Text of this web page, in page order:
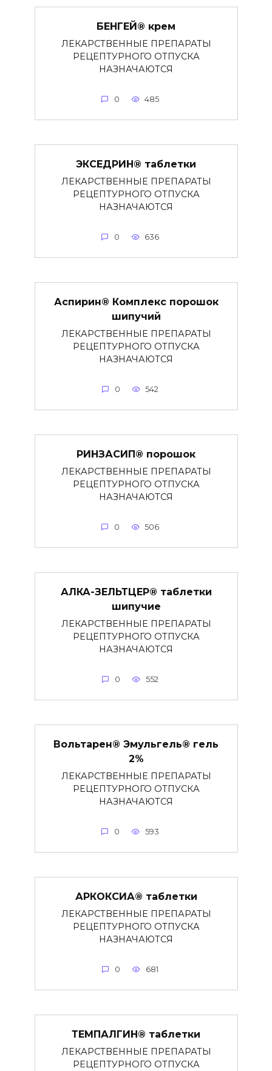
БЕНГЕЙ® крем
ЛЕКАРСТВЕННЫЕ ПРЕПАРАТЫ
РЕЦЕПТУРНОГО ОТПУСКА
НАЗНАЧАЮТСЯ
0 485
ЭКСЕДРИН® таблетки
ЛЕКАРСТВЕННЫЕ ПРЕПАРАТЫ
РЕЦЕПТУРНОГО ОТПУСКА
НАЗНАЧАЮТСЯ
0 636
Аспирин® Комплекс порошок
шипучий
ЛЕКАРСТВЕННЫЕ ПРЕПАРАТЫ
РЕЦЕПТУРНОГО ОТПУСКА
НАЗНАЧАЮТСЯ
0 542
РИНЗАСИП® порошок
ЛЕКАРСТВЕННЫЕ ПРЕПАРАТЫ
РЕЦЕПТУРНОГО ОТПУСКА
НАЗНАЧАЮТСЯ
0 506
АЛКА-ЗЕЛЬТЦЕР® таблетки
шипучие
ЛЕКАРСТВЕННЫЕ ПРЕПАРАТЫ
РЕЦЕПТУРНОГО ОТПУСКА
НАЗНАЧАЮТСЯ
0 552
Вольтарен® Эмульгель® гель
2%
ЛЕКАРСТВЕННЫЕ ПРЕПАРАТЫ
РЕЦЕПТУРНОГО ОТПУСКА
НАЗНАЧАЮТСЯ
0 593
АРКОКСИА® таблетки
ЛЕКАРСТВЕННЫЕ ПРЕПАРАТЫ
РЕЦЕПТУРНОГО ОТПУСКА
НАЗНАЧАЮТСЯ
0 681
ТЕМПАЛГИН® таблетки
ЛЕКАРСТВЕННЫЕ ПРЕПАРАТЫ
РЕЦЕПТУРНОГО ОТПУСКА